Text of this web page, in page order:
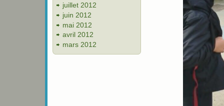
juillet 2012
juin 2012
mai 2012
avril 2012
mars 2012